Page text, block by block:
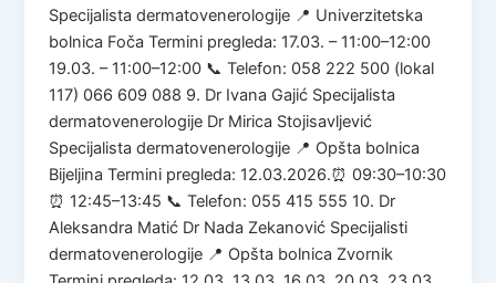
Specijalista dermatovenerologije 📍 Univerzitetska
bolnica Foča Termini pregleda: 17.03. – 11:00–12:00
19.03. – 11:00–12:00 📞 Telefon: 058 222 500 (lokal
117) 066 609 088 9. Dr Ivana Gajić Specijalista
dermatovenerologije Dr Mirica Stojisavljević
Specijalista dermatovenerologije 📍 Opšta bolnica
Bijeljina Termini pregleda: 12.03.2026.⏰ 09:30–10:30
⏰ 12:45–13:45 📞 Telefon: 055 415 555 10. Dr
Aleksandra Matić Dr Nada Zekanović Specijalisti
dermatovenerologije 📍 Opšta bolnica Zvornik